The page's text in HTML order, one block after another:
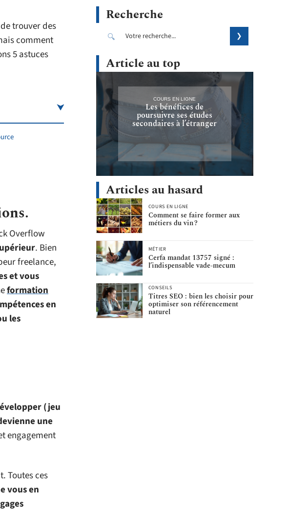
trouver des
comment
5 astuces
Overflow
. Bien
freelance,
et vous
formation
en
les
(jeu
une
engagement
Toutes ces
vous en
Recherche
Article au top
COURS EN LIGNE
Les bénéfices de
poursuivre ses études
secondaires à l’étranger
Articles au hasard
COURS EN LIGNE
Comment se faire former aux
métiers du vin ?
MÉTIER
Cerfa mandat 13757 signé :
l’indispensable vade-mecum
CONSEILS
Titres SEO : bien les choisir pour
optimiser son référencement
naturel